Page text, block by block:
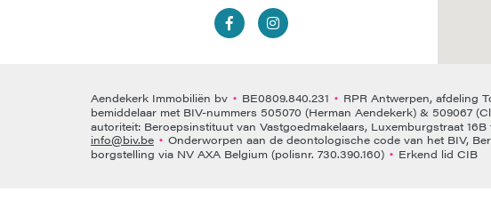
Aendekerk Immobiliën bv • BE0809.840.231 • RPR Antwerpen, afdeling
bemiddelaar met BIV-nummers 505070 (Herman Aendekerk) & 509067
autoriteit: Beroepsinstituut van Vastgoedmakelaars, Luxemburgstraat
info@biv.be • Onderworpen aan de deontologische code van het BIV,
borgstelling via NV AXA Belgium (polisnr. 730.390.160) • Erkend lid CIB